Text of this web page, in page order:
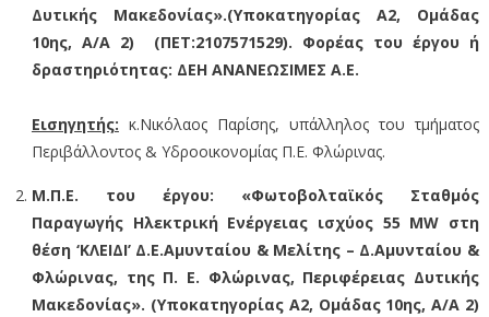
Δυτικής Μακεδονίας».(Υποκατηγορίας Α2, Ομάδας
10ης, Α/Α 2) (ΠΕΤ:2107571529). Φορέας του έργου ή
δραστηριότητας: ΔΕΗ ΑΝΑΝΕΩΣΙΜΕΣ Α.Ε.
Εισηγητής: κ.Νικόλαος Παρίσης, υπάλληλος του τμήματος
Περιβάλλοντος & Υδροοικονομίας Π.Ε. Φλώρινας.
Μ.Π.Ε. του έργου: «Φωτοβολταϊκός Σταθμός
Παραγωγής Ηλεκτρική Ενέργειας ισχύος 55 MW στη
θέση ‘ΚΛΕΙΔΙ’ Δ.Ε.Αμυνταίου & Μελίτης – Δ.Αμυνταίου &
Φλώρινας, της Π. Ε. Φλώρινας, Περιφέρειας Δυτικής
Μακεδονίας». (Υποκατηγορίας Α2, Ομάδας 10ης, Α/Α 2)